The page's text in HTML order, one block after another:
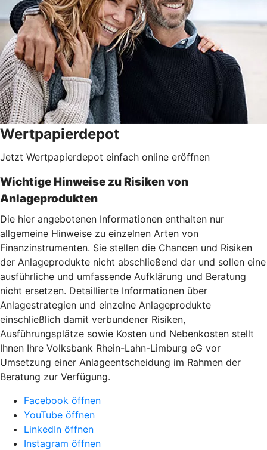
Wertpapierdepot
Jetzt Wertpapierdepot einfach online eröffnen
Wichtige Hinweise zu Risiken von
Anlageprodukten
Die hier angebotenen Informationen enthalten nur
allgemeine Hinweise zu einzelnen Arten von
Finanzinstrumenten. Sie stellen die Chancen und Risiken
der Anlageprodukte nicht abschließend dar und sollen eine
ausführliche und umfassende Aufklärung und Beratung
nicht ersetzen. Detaillierte Informationen über
Anlagestrategien und einzelne Anlageprodukte
einschließlich damit verbundener Risiken,
Ausführungsplätze sowie Kosten und Nebenkosten stellt
Ihnen Ihre Volksbank Rhein-Lahn-Limburg eG vor
Umsetzung einer Anlageentscheidung im Rahmen der
Beratung zur Verfügung.
Facebook öffnen
YouTube öffnen
LinkedIn öffnen
Instagram öffnen